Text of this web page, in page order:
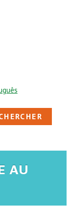
DE
AU